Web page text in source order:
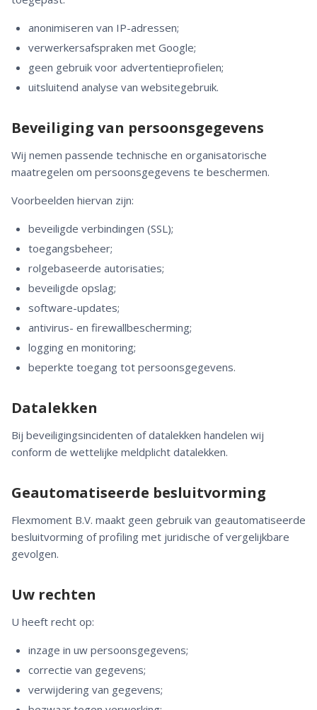
anonimiseren van IP-adressen;
verwerkersafspraken met Google;
geen gebruik voor advertentieprofielen;
uitsluitend analyse van websitegebruik.
Beveiliging van persoonsgegevens
Wij nemen passende technische en organisatorische
maatregelen om persoonsgegevens te beschermen.
Voorbeelden hiervan zijn:
beveiligde verbindingen (SSL);
toegangsbeheer;
rolgebaseerde autorisaties;
beveiligde opslag;
software-updates;
antivirus- en firewallbescherming;
logging en monitoring;
beperkte toegang tot persoonsgegevens.
Datalekken
Bij beveiligingsincidenten of datalekken handelen wij
conform de wettelijke meldplicht datalekken.
Geautomatiseerde besluitvorming
Flexmoment B.V. maakt geen gebruik van geautomatiseerde
besluitvorming of profiling met juridische of vergelijkbare
gevolgen.
Uw rechten
U heeft recht op:
inzage in uw persoonsgegevens;
correctie van gegevens;
verwijdering van gegevens;